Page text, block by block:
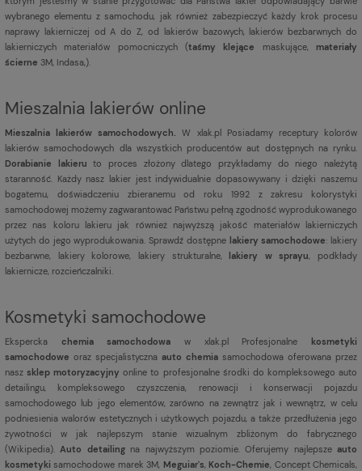
wybranego elementu z samochodu, jak również zabezpieczyć każdy krok procesu
naprawy lakierniczej od A do Z, od lakierów bazowych, lakierów bezbarwnych do
lakierniczych materiałów pomocniczych (taśmy klejące maskujące,materiały
ścierne 3M, Indasa,).
Mieszalnia lakierów online
Mieszalnia lakierów samochodowych.
W xlak.pl Posiadamy receptury kolorów
lakierów samochodowych dla wszystkich producentów aut dostępnych na rynku.
Dorabianie lakieru to proces złożony dlatego przykładamy do niego należytą
staranność. Każdy nasz lakier jest indywidualnie dopasowywany i dzięki naszemu
bogatemu, doświadczeniu zbieranemu od roku 1992 z zakresu kolorystyki
samochodowej możemy zagwarantować Państwu pełną zgodność wyprodukowanego
przez nas koloru lakieru jak również najwyższą jakość materiałów lakierniczych
użytych do jego wyprodukowania. Sprawdź dostępne lakiery samochodowe: lakiery
bezbarwne, lakiery kolorowe, lakiery strukturalne,lakiery w sprayu , podkłady
lakiernicze, rozcieńczalniki.
Kosmetyki samochodowe
Ekspercka chemia samochodowa w xlak.pl Profesjonalnekosmetyki
samochodowe oraz specjalistyczna auto chemia samochodowa oferowana przez
naszsklep motoryzacyjny online to profesjonalne środki do kompleksowego auto
detailingu, kompleksowego czyszczenia, renowacji i konserwacji pojazdu
samochodowego lub jego elementów, zarówno na zewnątrz jak i wewnątrz, w celu
podniesienia walorów estetycznych i użytkowych pojazdu, a także przedłużenia jego
żywotności w jak najlepszym stanie wizualnym zbliżonym do fabrycznego
(Wikipedia). Auto detailingna najwyższym poziomie. Oferujemy najlepszeauto
kosmetykisamochodowe marek 3M, Meguiar's Koch-Chemie , Concept Chemicals,